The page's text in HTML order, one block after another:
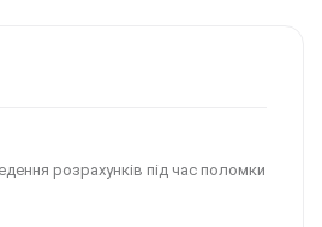
розрахунків під час поломки